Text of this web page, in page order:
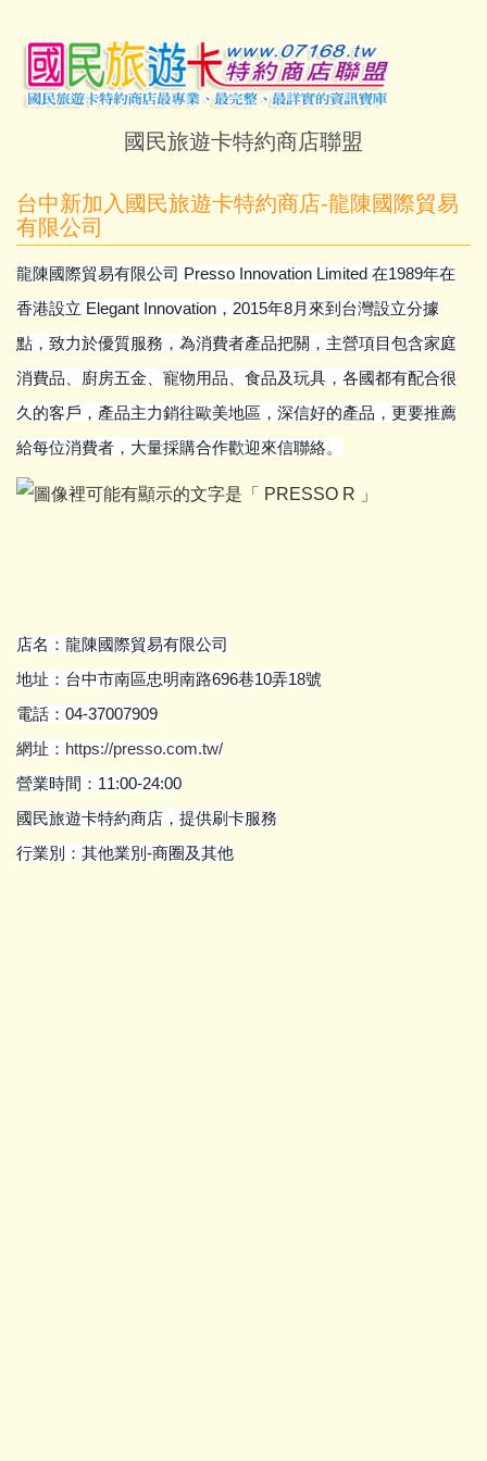
國民旅遊卡特約商店聯盟
台中新加入國民旅遊卡特約商店-龍陳國際貿易
有限公司
龍陳國際貿易有限公司 Presso Innovation Limited 在1989年在
香港設立 Elegant Innovation，2015年8月來到台灣設立分據
點，致力於優質服務，為消費者產品把關，主營項目包含家庭
消費品、廚房五金、寵物用品、食品及玩具，各國都有配合很
久的客戶，產品主力銷往歐美地區，深信好的產品，更要推薦
給每位消費者，大量採購合作歡迎來信聯絡。
店名：龍陳國際貿易有限公司
地址：台中市南區忠明南路696巷10弄18號
電話：04-37007909
網址： https://presso.com.tw/
營業時間：11:00-24:00
國民旅遊卡特約商店，提供刷卡服務
行業別：其他業別-商圈及其他